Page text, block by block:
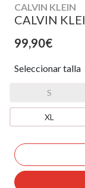
CALVIN KLEIN
CALVIN
99,90€
Seleccionar talla
S
XL